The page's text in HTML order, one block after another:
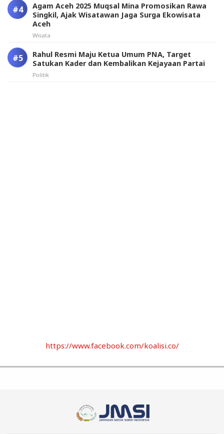
Agam Aceh 2025 Muqsal Mina Promosikan Rawa
Singkil, Ajak Wisatawan Jaga Surga Ekowisata
Aceh
Wisata
Rahul Resmi Maju Ketua Umum PNA, Target
Satukan Kader dan Kembalikan Kejayaan Partai
Politik
https://www.facebook.com/koalisi.co/